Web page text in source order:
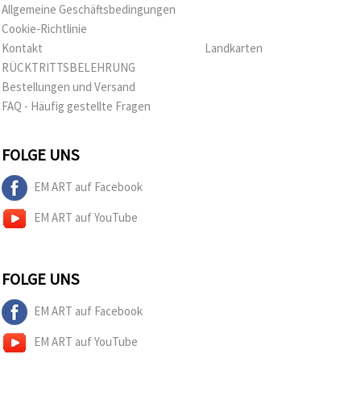
Allgemeine Geschäftsbedingungen
Cookie-Richtlinie
Kontakt
RÜCKTRITTSBELEHRUNG
Bestellungen und Versand
FAQ - Häufig gestellte Fragen
Landkarten
FOLGE UNS
EM ART auf Facebook
EM ART auf YouTube
FOLGE UNS
EM ART auf Facebook
EM ART auf YouTube